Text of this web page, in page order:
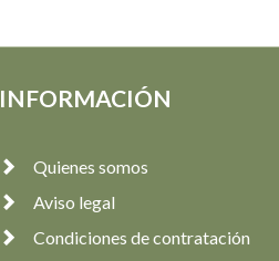
INFORMACIÓN
Quienes somos
Aviso legal
Condiciones de contratación